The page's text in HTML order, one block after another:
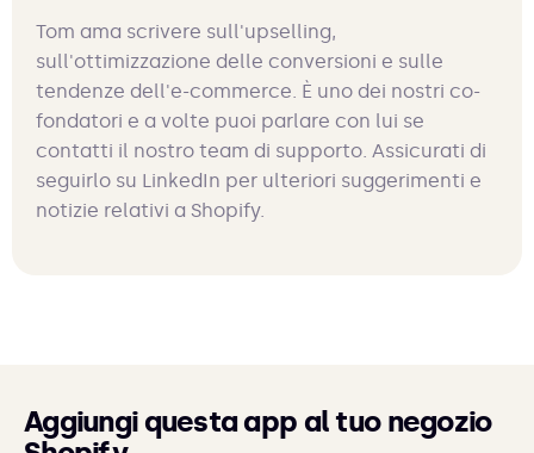
Tom ama scrivere sull'upselling,
sull'ottimizzazione delle conversioni e sulle
tendenze dell'e-commerce. È uno dei nostri co-
fondatori e a volte puoi parlare con lui se
contatti il nostro team di supporto. Assicurati di
seguirlo su LinkedIn per ulteriori suggerimenti e
notizie relativi a Shopify.
Aggiungi questa app al tuo negozio